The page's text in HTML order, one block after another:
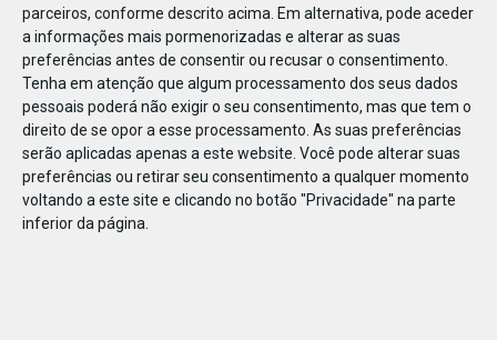
parceiros, conforme descrito acima. Em alternativa, pode aceder
a informações mais pormenorizadas e alterar as suas
preferências antes de consentir ou recusar o consentimento.
Tenha em atenção que algum processamento dos seus dados
pessoais poderá não exigir o seu consentimento, mas que tem o
direito de se opor a esse processamento. As suas preferências
serão aplicadas apenas a este website. Você pode alterar suas
preferências ou retirar seu consentimento a qualquer momento
voltando a este site e clicando no botão "Privacidade" na parte
inferior da página.
486601737847609